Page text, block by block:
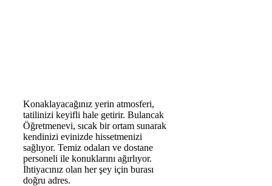
Konaklayacağınız yerin atmosferi,
tatilinizi keyifli hale getirir. Bulancak
Öğretmenevi, sıcak bir ortam sunarak
kendinizi evinizde hissetmenizi
sağlıyor. Temiz odaları ve dostane
personeli ile konuklarını ağırlıyor.
İhtiyacınız olan her şey için burası
doğru adres.